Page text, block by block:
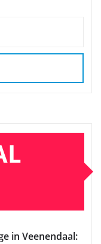
in Veenendaal: